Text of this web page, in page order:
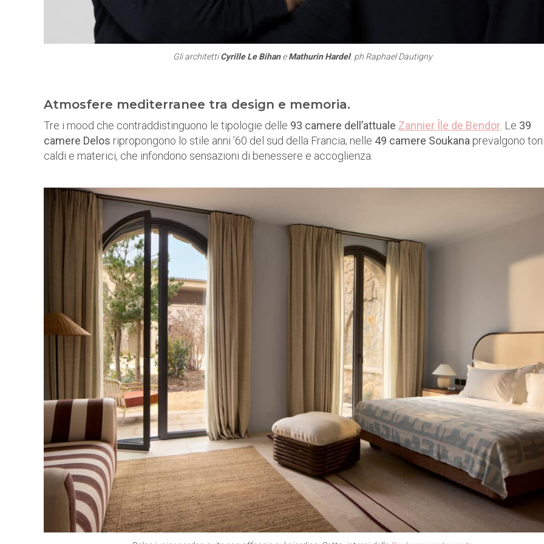
Gli architettiCyrille Le BihaneMathurin Hardel. ph Raphael Dautigny
Atmosfere mediterranee tra design e memoria.
Tre i mood che contraddistinguono le tipologie delle 93 camere dell’attuale Zannier Île de Bendor . Le 39
camere Delos ripropongono lo stile anni ’60 del sud della Francia; nelle 49 camere Soukana prevalgono
caldi e materici, che infondono sensazioni di benessere e accoglienza.